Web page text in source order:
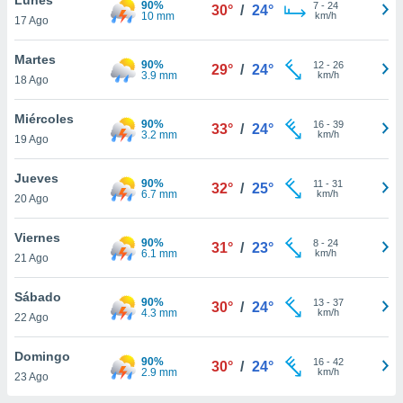
y
en
más
de
cookies
17 Ago
90%
10 mm
30° / 24° 7- 24
km/h
Martes
18 Ago
90%
3.9 mm
29° / 24° 12- 26
km/h
Miércoles
19 Ago
90%
3.2 mm
33° / 24° 16- 39
km/h
Jueves
20 Ago
90%
6.7 mm
32° / 25° 11 - 31
km/h
Viernes
21 Ago
90%
6.1 mm
31° / 23° 8- 24
km/h
Sábado
22 Ago
90%
4.3 mm
30° / 24° 13- 37
km/h
Domingo
23 Ago
90%
2.9 mm
30° / 24° 16- 42
km/h